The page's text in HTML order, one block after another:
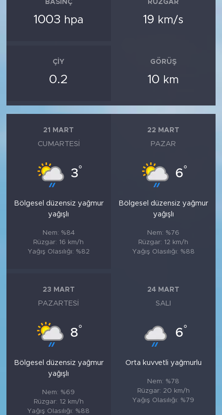
BASINÇ
1003 hpa
RÜZGAR
19 km/s
ÇIY
0.2
GÖRÜŞ
10 km
21 MART
CUMARTESI
3°
Bölgesel düzensiz yağmur
yağışlı
Nem: %84
Rüzgar: 16 km/h
Yağış Olasılığı: %82
22 MART
PAZAR
6°
Bölgesel düzensiz yağmur
yağışlı
Nem: %76
Rüzgar: 12 km/h
Yağış Olasılığı: %88
23 MART
PAZARTESI
8°
Bölgesel düzensiz yağmur
yağışlı
Nem: %69
Rüzgar: 12 km/h
Yağış Olasılığı: %88
24 MART
SALI
6°
Orta kuvvetli yağmurlu
Nem: %78
Rüzgar: 20 km/h
Yağış Olasılığı: %79